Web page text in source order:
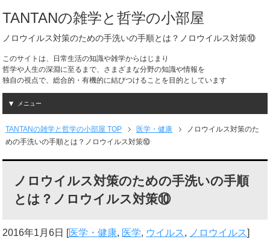
TANTANの雑学と哲学の小部屋
ノロウイルス対策のための手洗いの手順とは？ノロウイルス対策⑩
このサイトは、日常生活の知識や雑学からはじまり
哲学や人生の深淵に至るまで、さまざまな分野の知識や情報を
独自の視点で、総合的・有機的に結びつけることを目的としています
メニュー
TANTANの雑学と哲学の小部屋 TOP 医学・健康
ノロウイルス対策のた
めの手洗いの手順とは？ノロウイルス対策⑩
ノロウイルス対策のための手洗いの手順
とは？ノロウイルス対策⑩
2016年1月6日 [医学・健康, 医学, ウイルス, ノロウイルス]